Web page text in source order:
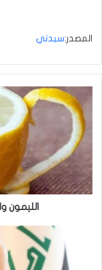
المصدر:سيدتي
الليمون
والماء
الساخن
وصفة
سحرية
الليمون